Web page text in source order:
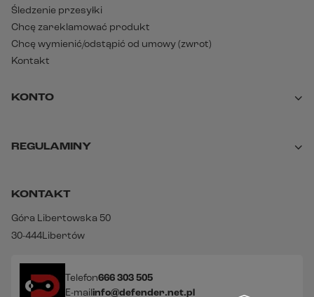
Śledzenie przesyłki
Chcę zareklamować produkt
Chcę wymienić/odstąpić od umowy (zwrot)
Kontakt
KONTO
REGULAMINY
KONTAKT
Góra Libertowska 50
30-444Libertów
Telefon666 303 505
E-mail info@defender.net.pl